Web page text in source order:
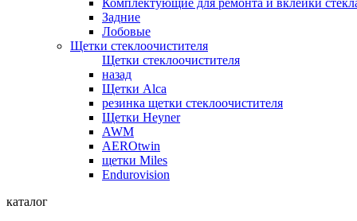
Комплектующие для ремонта и вклейки
Задние
Лобовые
Щетки стеклоочистителя
Щетки стеклоочистителя
назад
Щетки Alca
резинка щетки стеклоочистителя
Щетки Heyner
AWM
AEROtwin
щетки Miles
Endurovision
каталог